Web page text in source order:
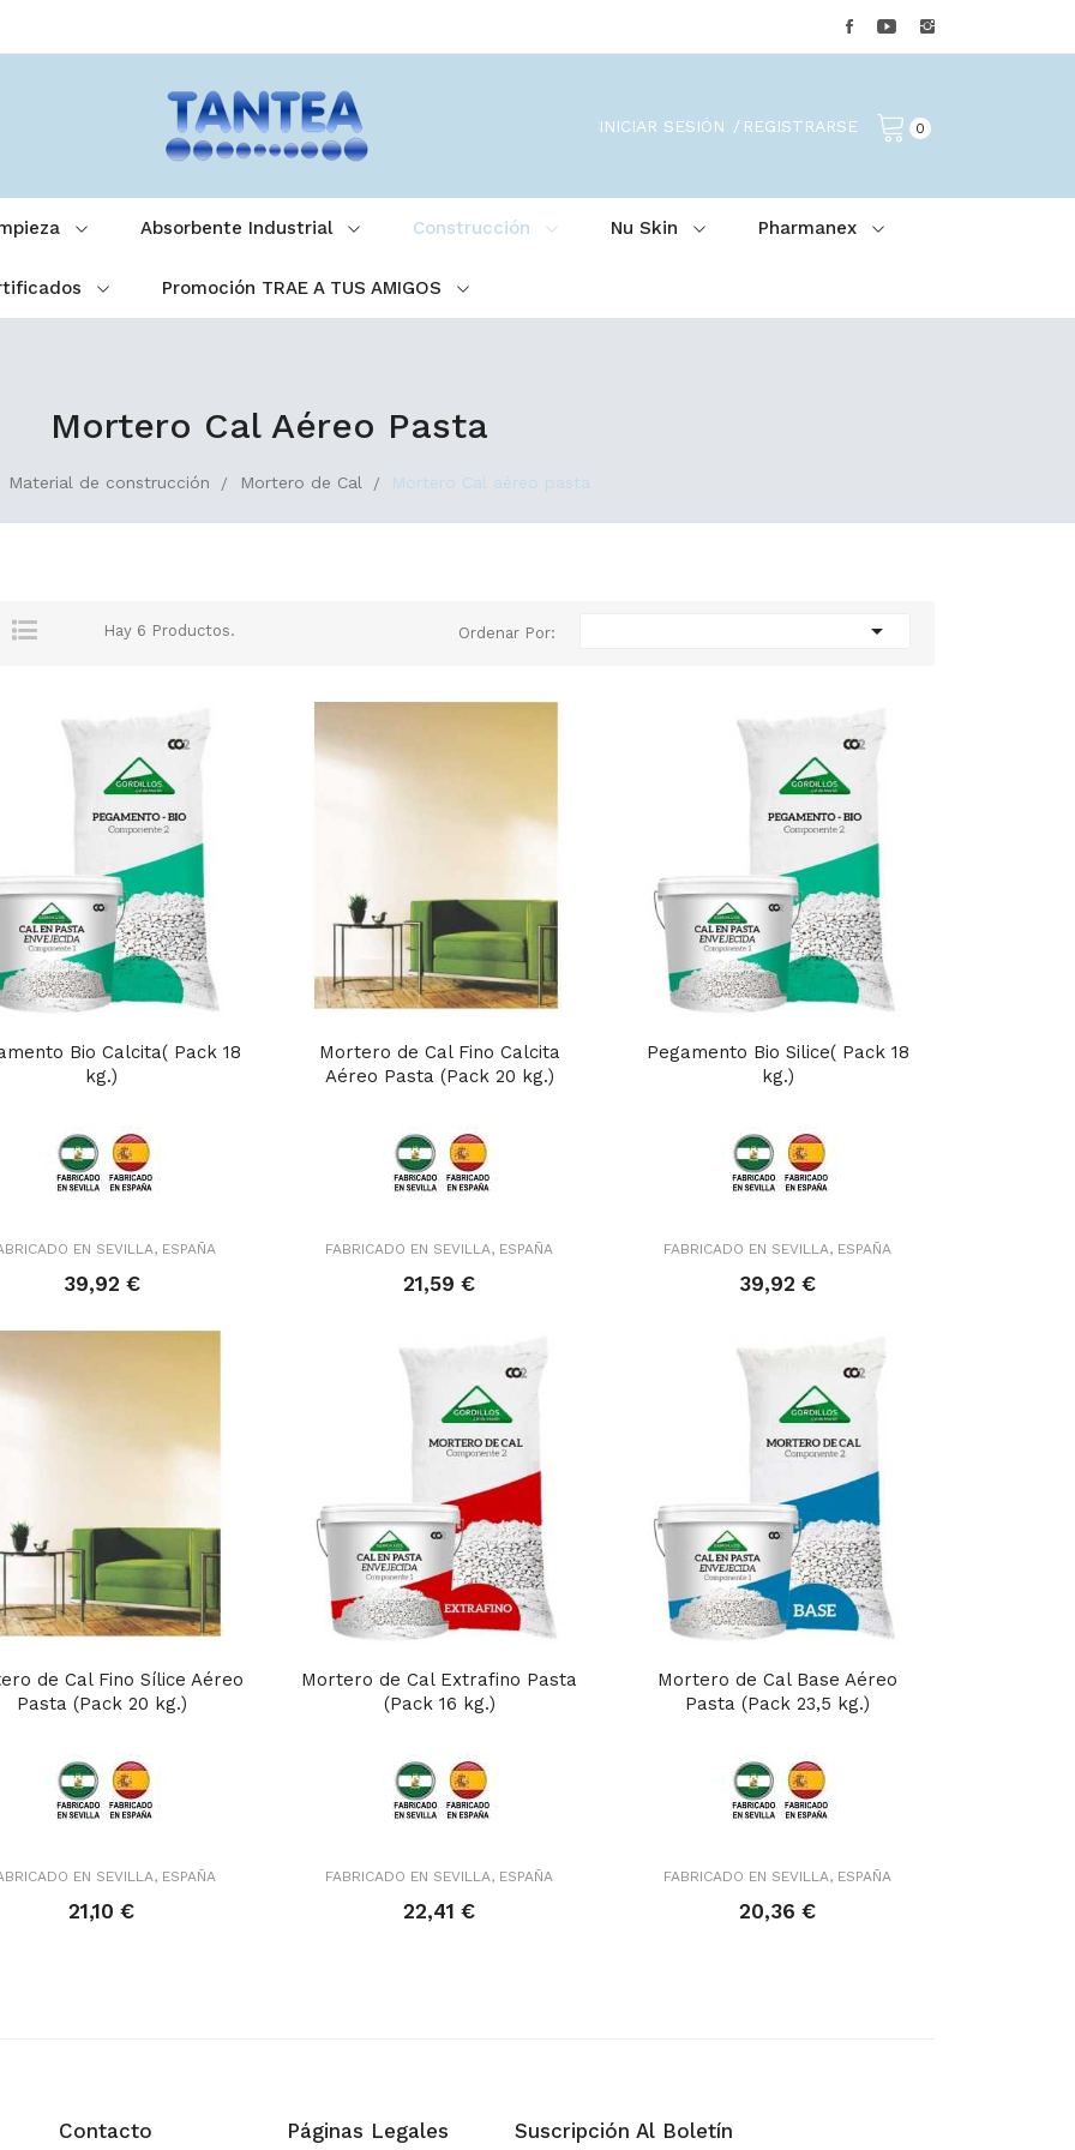
0
INICIAR SESIÓN REGISTRARSE
Absorbente Industrial Construcción Nu Skin Pharmanex
Promoción TRAE A TUS AMIGOS
Mortero Cal Aéreo Pasta
Material de construcción Mortero de Cal Mortero Cal aéreo pasta
Hay 6 Productos. Ordenar Por: 
Bio Calcita( Pack 18
kg.)
EN SEVILLA, ESPAÑA
39,92 €
Mortero de Cal Fino Calcita
Aéreo Pasta (Pack 20 kg.)
FABRICADO EN SEVILLA, ESPAÑA
21,59 €
Pegamento Bio Silice( Pack 18
kg.)
FABRICADO EN SEVILLA, ESPAÑA
39,92 €
de Cal Fino Sílice Aéreo
Pasta (Pack 20 kg.)
EN SEVILLA, ESPAÑA
21,10 €
Mortero de Cal Extrafino Pasta
(Pack 16 kg.)
FABRICADO EN SEVILLA, ESPAÑA
22,41 €
Mortero de Cal Base Aéreo
Pasta (Pack 23,5 kg.)
FABRICADO EN SEVILLA, ESPAÑA
20,36 €
Contacto Páginas Legales Suscripción Al Boletín